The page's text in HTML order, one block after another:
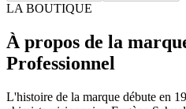
LA BOUTIQUE
À propos de la
Professionnel
L'histoire de la marque débute en